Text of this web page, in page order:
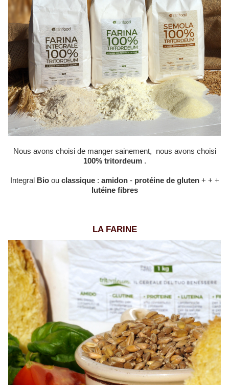
Nous avons choisi de manger sainement, nous avons choisi
100% tritordeum.
Integral Bioou classique: amidon- protéine de gluten+ + +
lutéine fibres
LA FARINE